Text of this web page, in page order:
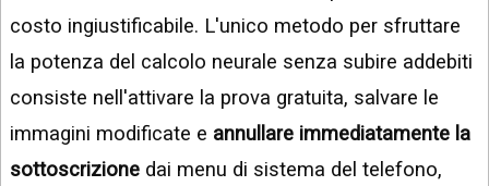
costo ingiustificabile. L'unico metodo per sfruttare
la potenza del calcolo neurale senza subire addebiti
consiste nell'attivare la prova gratuita, salvare le
immagini modificate e annullare immediatamente la
sottoscrizione dai menu di sistema del telefono,